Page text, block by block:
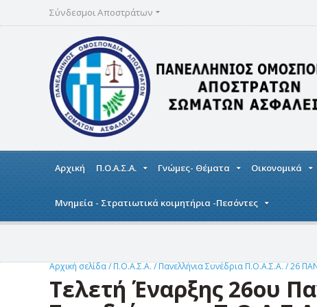
Σύνδεσμοι Αποστράτων
Αρχική Π.Ο.Α.Σ.Α. Γνώμες- Θέματα Οικονομικά
Μνημεία - Στρατιωτικά κοιμητήρια -Πεσόντες
Αρχική σελίδα/Π.Ο.Α.Σ.Α. /Πανελλήνια Συνέδρια Π.Ο.Α.Σ.Α. /26
Τελετή Έναρξης 26ου